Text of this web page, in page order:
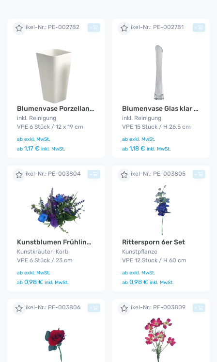
Artikel-Nr.: PE-002782
Blumenvase Porzellan 6er Set
inkl. Reinigung
VPE 6 Stück / 12 x 19 cm
ab exkl. MwSt.
ab 1,17 € inkl. MwSt.
+ Artikel-Nr.: PE-002781
Blumenvase Glas klar 15er Set
inkl. Reinigung
VPE 15 Stück / H 26,5 cm
ab exkl. MwSt.
ab 1,18 € inkl. MwSt.
+
Artikel-Nr.: PE-003804
Kunstblumen Frühling / 6er Set
Kunstkräuter-Korb
VPE 6 Stück / 23 cm
ab exkl. MwSt.
ab 0,98 € inkl. MwSt.
+ Artikel-Nr.: PE-003805
Rittersporn 6er Set
Kunstpflanze
VPE 12 Stück / H 60 cm
ab exkl. MwSt.
ab 0,98 € inkl. MwSt.
+
Artikel-Nr.: PE-003806 + Artikel-Nr.: PE-003809 +